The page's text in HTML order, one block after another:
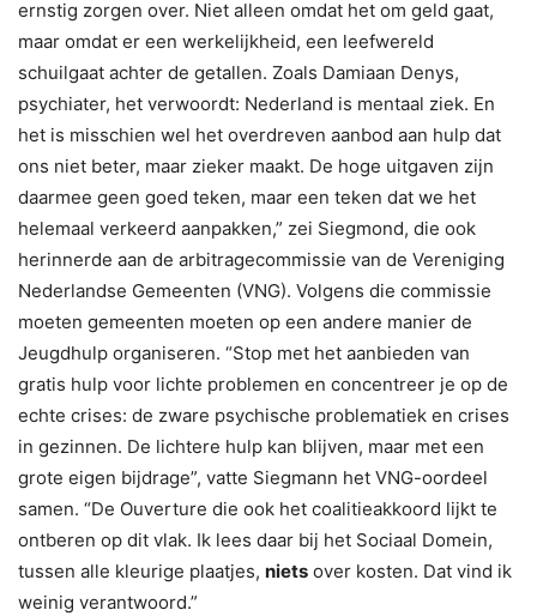
ernstig zorgen over. Niet alleen omdat het om geld gaat,
maar omdat er een werkelijkheid, een leefwereld
schuilgaat achter de getallen. Zoals Damiaan Denys,
psychiater, het verwoordt: Nederland is mentaal ziek. En
het is misschien wel het overdreven aanbod aan hulp dat
ons niet beter, maar zieker maakt. De hoge uitgaven zijn
daarmee geen goed teken, maar een teken dat we het
helemaal verkeerd aanpakken,” zei Siegmond, die ook
herinnerde aan de arbitragecommissie van de Vereniging
Nederlandse Gemeenten (VNG). Volgens die commissie
moeten gemeenten moeten op een andere manier de
Jeugdhulp organiseren. “Stop met het aanbieden van
gratis hulp voor lichte problemen en concentreer je op de
echte crises: de zware psychische problematiek en crises
in gezinnen. De lichtere hulp kan blijven, maar met een
grote eigen bijdrage”, vatte Siegmann het VNG-oordeel
samen. “De Ouverture die ook het coalitieakkoord lijkt te
ontberen op dit vlak. Ik lees daar bij het Sociaal Domein,
tussen alle kleurige plaatjes, niets over kosten. Dat vind ik
weinig verantwoord.”